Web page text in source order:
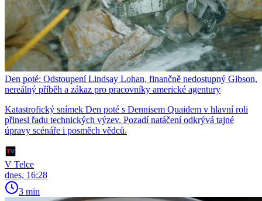
Den poté: Odstoupení Lindsay Lohan, finančně nedostupný Gibson,
nereálný příběh a zákaz pro pracovníky americké agentury
Katastrofický snímek Den poté s Dennisem Quaidem v hlavní roli
přinesl řadu technických výzev. Pozadí natáčení odkrývá tajné
úpravy scénáře i posměch vědců.
V Telce
dnes, 16:28
3 min